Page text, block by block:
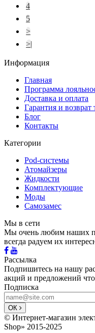
4
5
>
>|
Информация
Главная
Программа
Доставка и оплата
Гарантия и возврат
Блог
Контакты
Категории
Pod-системы
Атомайзеры
Жидкости
Комплектующие
Моды
Самозамес
Мы в сети
Мы очень любим наших
всегда радуем их
Рассылка
Подпишитесь на нашу
акций и предложений
Подписка
ОК
© Интернет-магазин
Shop» 2015-2025